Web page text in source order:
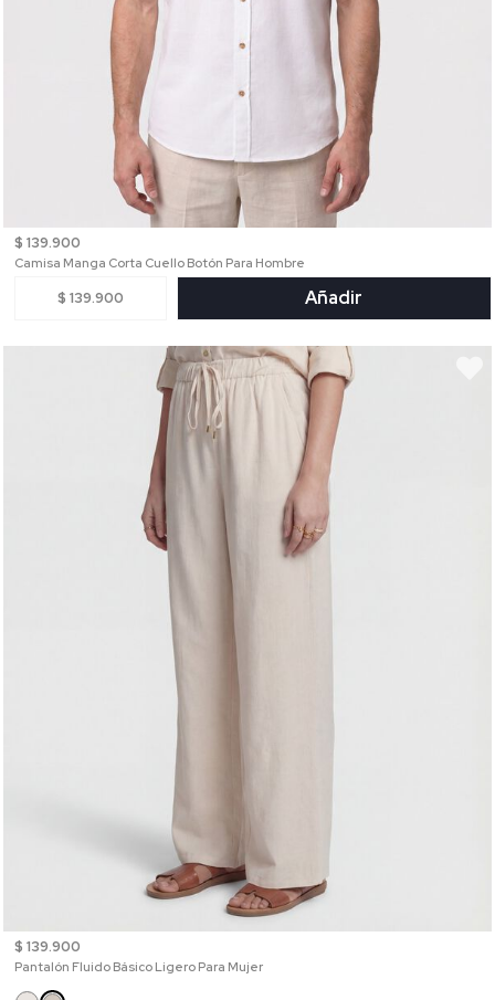
$ 139.900
Camisa Manga Corta Cuello Botón Para Hombre
$ 139.900 Añadir
$ 139.900
Pantalón Fluido Básico Ligero Para Mujer